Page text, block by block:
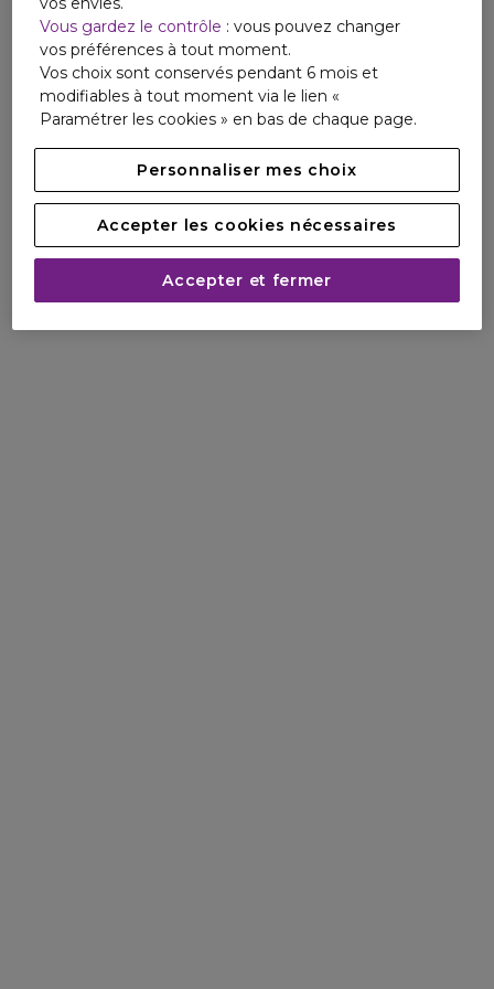
gamme Sun Beauty
Vous gardez le contrôle : vous pouvez changer
vos préférences à tout moment.
Vos choix sont conservés pendant 6 mois et
modifiables à tout moment via le lien «
Paramétrer les cookies » en bas de chaque page.
Personnaliser mes choix
Accepter les cookies nécessaires
Accepter et fermer